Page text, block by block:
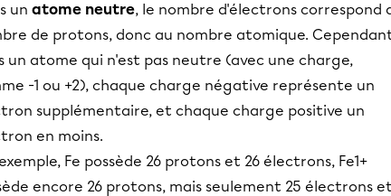
un atome neutre, le nombre d'électrons correspond
de protons, donc au nombre atomique.
un atome qui n'est pas neutre (avec une charge,
-1 ou +2), chaque charge négative représente un
supplémentaire, et chaque charge positive un
en moins.
Fe possède 26 protons et 26 électrons, Fe1+
encore 26 protons, mais seulement 25 électrons